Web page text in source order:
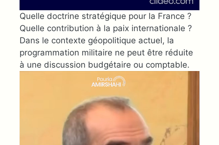
Quelle doctrine stratégique pour la France ?
Quelle contribution à la paix internationale ?
Dans le contexte géopolitique actuel, la
programmation militaire ne peut être réduite
à une discussion budgétaire ou comptable.